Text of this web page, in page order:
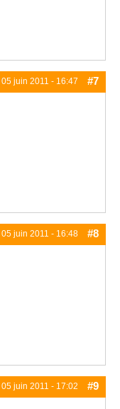
05 juin 2011 - 16:47 #7
05 juin 2011 - 16:48 #8
05 juin 2011 - 17:02 #9